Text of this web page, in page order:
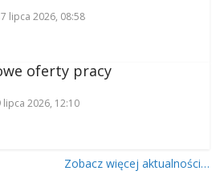
lipca 2026, 08:58
oferty pracy
lipca 2026, 12:10
Zobacz więcej aktualności…